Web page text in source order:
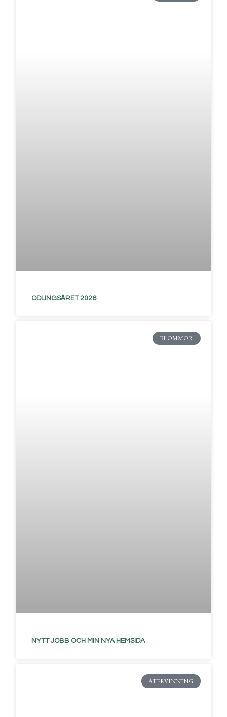
ODLINGSÅRET 2026
BLOMMOR
NYTT JOBB OCH MIN NYA HEMSIDA
ÅTERVINNING